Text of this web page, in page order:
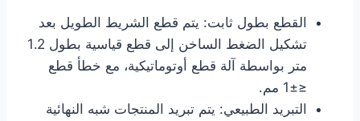
القطع بطول ثابت: يتم قطع الشريط الطويل بعد
تشكيل الضغط الساخن إلى قطع قياسية بطول 1.2
متر بواسطة آلة قطع أوتوماتيكية، مع خطأ قطع
≤±1 مم.
التبريد الطبيعي: يتم تبريد المنتجات شبه النهائية